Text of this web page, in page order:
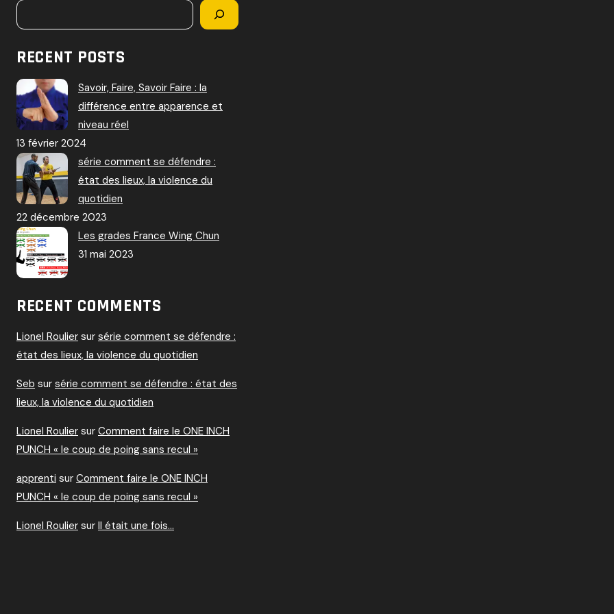
RECENT POSTS
Savoir, Faire, Savoir Faire : la
différence entre apparence et
niveau réel
13 février 2024
série comment se défendre :
état des lieux, la violence du
quotidien
22 décembre 2023
Les grades France Wing Chun
31 mai 2023
RECENT COMMENTS
Lionel Roulier sur série comment se défendre :
état des lieux, la violence du quotidien
Seb sur série comment se défendre : état des
lieux, la violence du quotidien
Lionel Roulier sur Comment faire le ONE INCH
PUNCH « le coup de poing sans recul »
apprenti sur Comment faire le ONE INCH
PUNCH « le coup de poing sans recul »
Lionel Roulier sur Il était une fois…